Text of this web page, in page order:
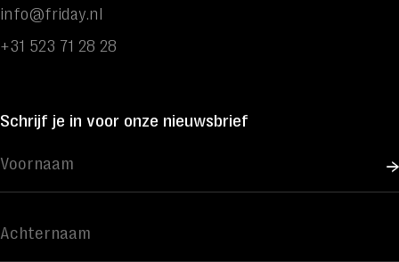
Schrijf je in voor onze nieuwsbrief
info@friday.nl
+31 523 71 28 28